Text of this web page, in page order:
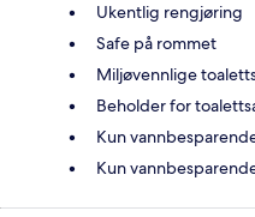
Ukentlig rengjøring
Safe på rommet
Miljøvennlige
Beholder for
Kun
Kun